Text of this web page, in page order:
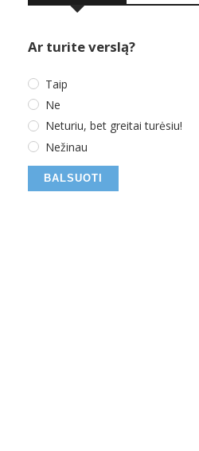
Ar turite verslą?
Taip
Ne
Neturiu, bet greitai turėsiu!
Nežinau